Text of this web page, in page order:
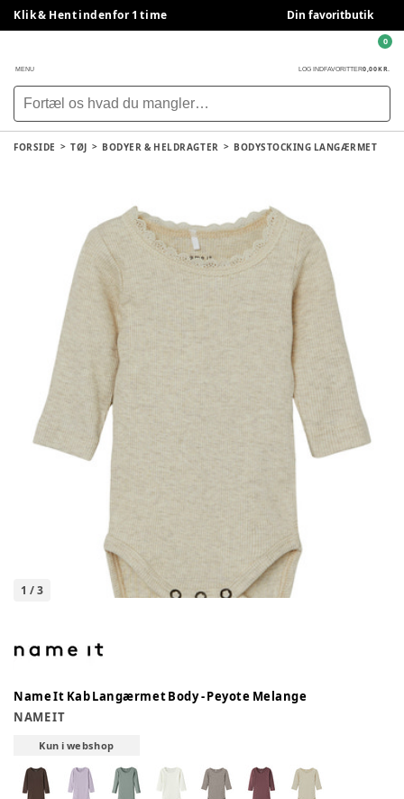
Klik & Hent indenfor 1 time Din favoritbutik
MENU LOG INDFAVORITTER0,00 KR.
0
FORSIDE TØJ BODYER & HELDRAGTER BODYSTOCKING LANGÆRMET
1 /3
Name It Kab Langærmet Body - Peyote Melange
NAME IT
Kun i webshop